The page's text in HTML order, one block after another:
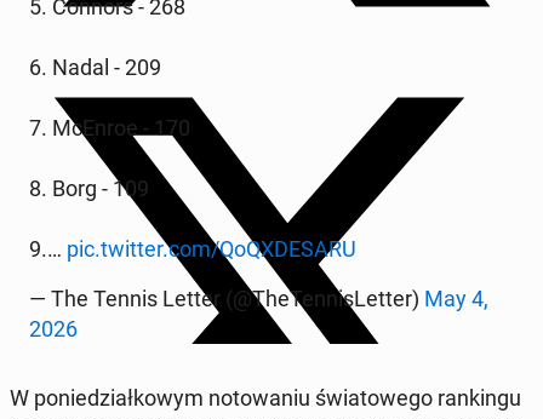
5. Connors - 268
6. Nadal - 209
7. McEnroe - 170
8. Borg - 109
9.… pic.twitter.com/Qo­QXDE­SA­RU
— The Tennis Letter (@The­Ten­ni­sLet­ter) May 4,
2026
W po­nie­dział­ko­wym no­to­wa­niu świa­to­we­go ran­kin­gu